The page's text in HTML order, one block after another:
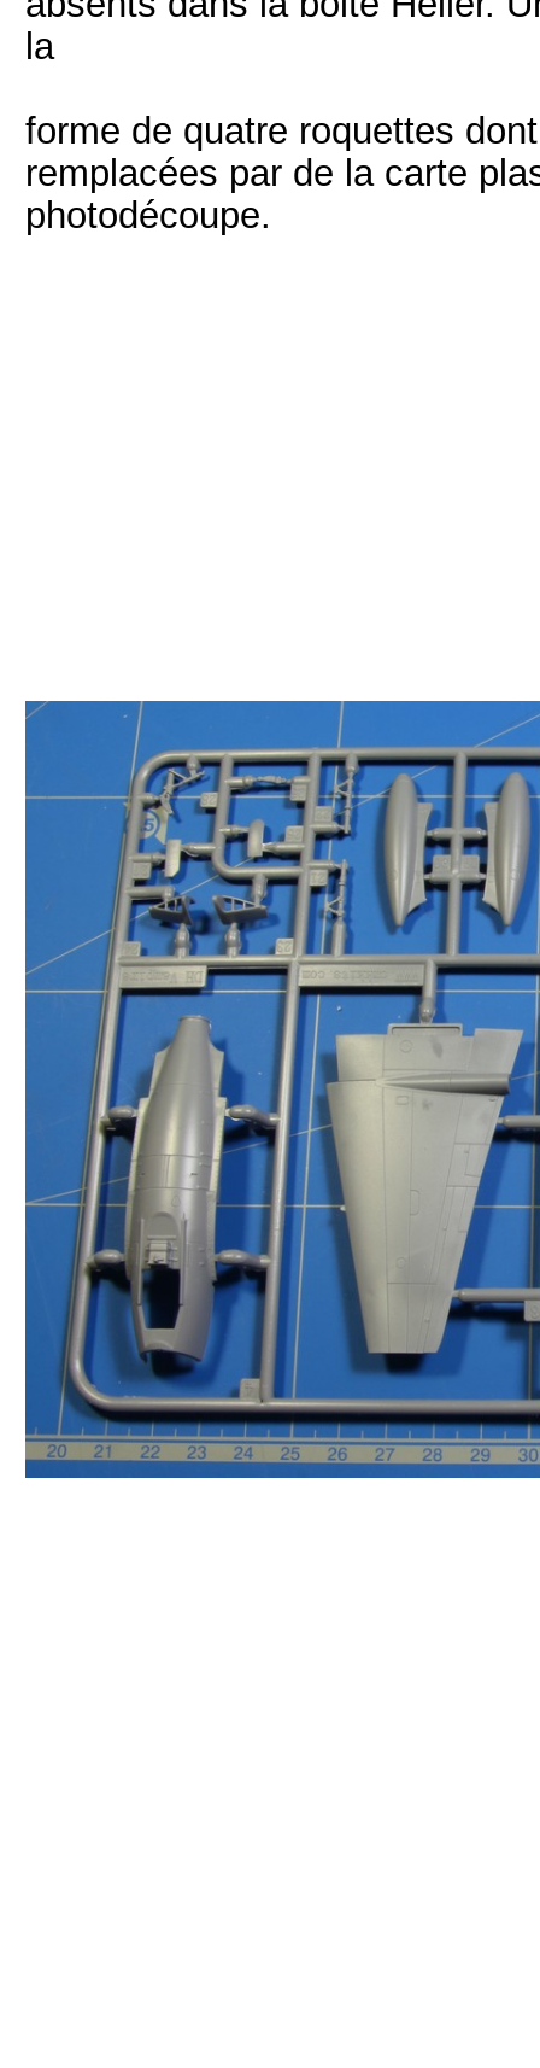
la
forme de quatre roquettes
remplacées par de la carte
photodécoupe.